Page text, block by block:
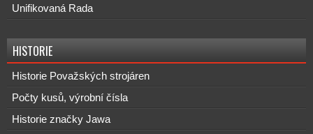
Unifikovaná Rada
HISTORIE
Historie Považských strojáren
Počty kusů, výrobní čísla
Historie značky Jawa